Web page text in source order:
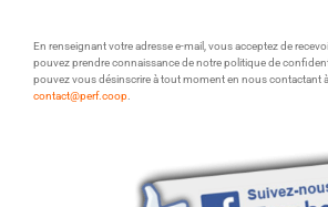
En renseignant votre adresse e-mail, vous acceptez de
pouvez prendre connaissance de notre politique de
pouvez vous désinscrire à tout moment en nous contactant à
contact@perf.coop.